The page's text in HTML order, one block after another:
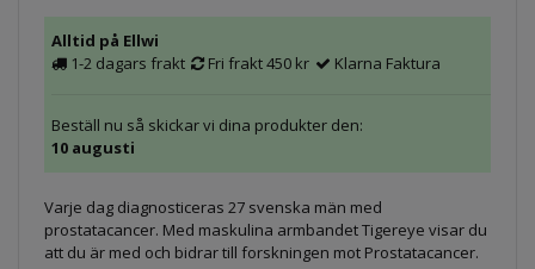
Alltid på Ellwi
1-2 dagars frakt
Fri frakt 450 kr Klarna Faktura
Beställ nu så skickar vi dina produkter den:
10 augusti
Varje dag diagnosticeras 27 svenska män med
prostatacancer. Med maskulina armbandet Tigereye visar du
att du är med och bidrar till forskningen mot Prostatacancer.